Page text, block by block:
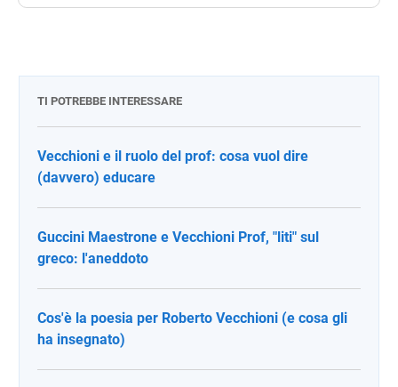
TI POTREBBE INTERESSARE
Vecchioni e il ruolo del prof: cosa vuol dire
(davvero) educare
Guccini Maestrone e Vecchioni Prof, "liti" sul
greco: l'aneddoto
Cos'è la poesia per Roberto Vecchioni (e cosa gli
ha insegnato)